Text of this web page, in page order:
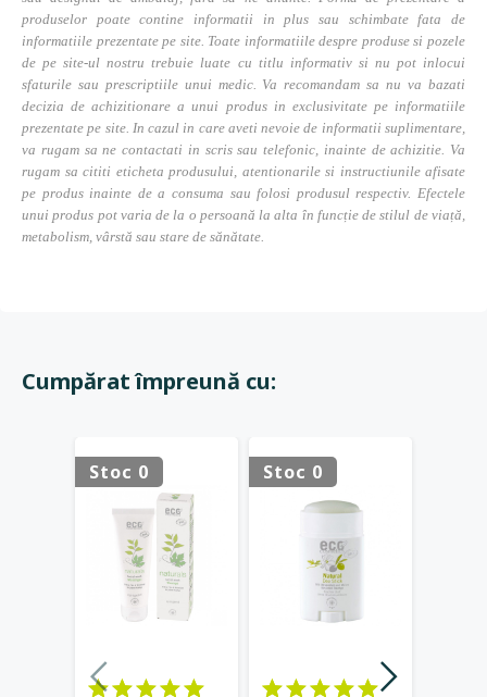
produselor poate contine informatii in plus sau schimbate fata de
informatiile prezentate pe site. Toate informatiile despre produse si pozele
de pe site-ul nostru trebuie luate cu titlu informativ si nu pot inlocui
sfaturile sau prescriptiile unui medic. Va recomandam sa nu va bazati
decizia de achizitionare a unui produs in exclusivitate pe informatiile
prezentate pe site. In cazul in care aveti nevoie de informatii suplimentare,
va rugam sa ne contactati in scris sau telefonic, inainte de achizitie. Va
rugam sa cititi eticheta produsului, atentionarile si instructiunile afisate
pe produs inainte de a consuma sau folosi produsul respectiv. Efectele
unui produs pot varia de la o persoană la alta în funcție de stilul de viață,
metabolism, vârstă sau stare de sănătate.
Cumpărat împreună cu:
Stoc 0 Stoc 0